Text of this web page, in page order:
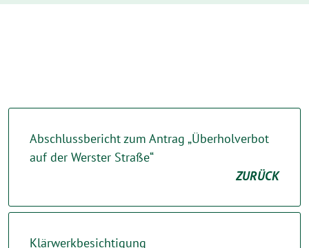
Abschlussbericht zum Antrag „Überholverbot
auf der Werster Straße“
ZURÜCK
Klärwerkbesichtigung